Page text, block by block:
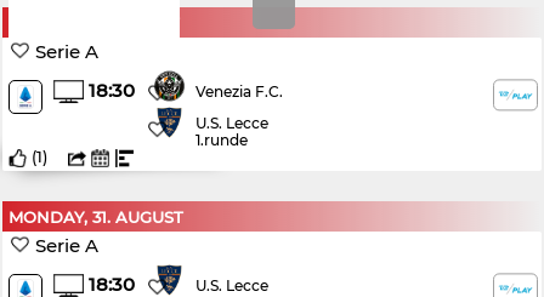
Serie A
18:30
Venezia F.C.
U.S. Lecce
1.runde
(1)
MONDAY, 31. AUGUST
Serie A
18:30
U.S. Lecce